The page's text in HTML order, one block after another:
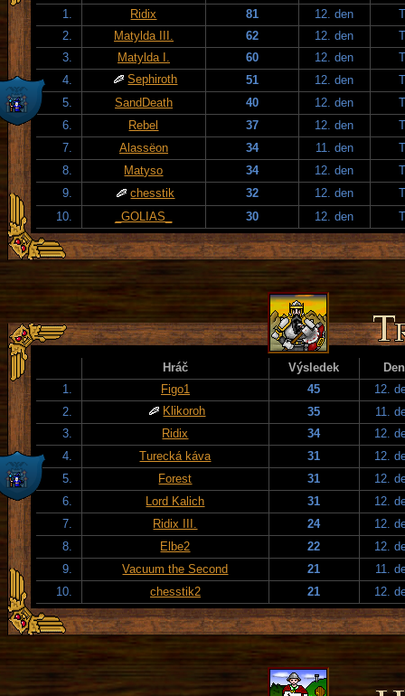
1.
Ridix 81 12. den
2.
Matylda III. 62 12. den
3.
Matylda I. 60 12. den
4.
Sephiroth 51 12. den
5.
SandDeath 40 12. den
6.
Rebel 37 12. den
7.
Alassëon 34 11. den
8.
Matyso 34 12. den
9.
chesstik 32 12. den
10.
_GOLIAS_ 30 12. den
Hráč Výsledek
Den
1.
Figo1 45
12.
2.
Klikoroh 35
11.
3.
Ridix 34
12.
4.
Turecká káva 31
12.
5.
Forest 31
12.
6.
Lord Kalich 31
12.
7.
Ridix III. 24
12.
8.
Elbe2 22
12.
9.
Vacuum the Second 21
11.
10.
chesstik2 21 12.